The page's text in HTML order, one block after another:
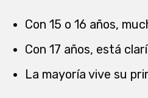
Con 15 o 16 años,
Con 17 años, está
La mayoría vive su